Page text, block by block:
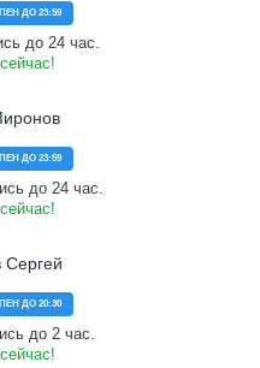
ДО 23:59
до 24 час.
ДО 23:59
до 24 час.
ДО 20:30
до 2 час.